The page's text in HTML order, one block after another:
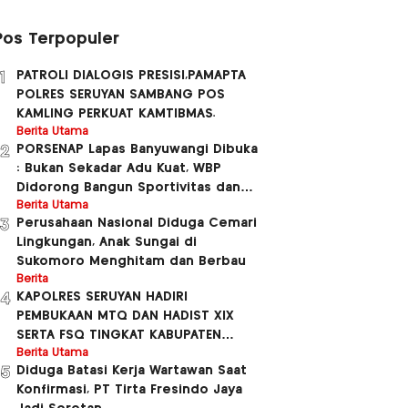
Terpopuler
PATROLI DIALOGIS PRESISI,PAMAPTA
POLRES SERUYAN SAMBANG POS
KAMLING PERKUAT KAMTIBMAS.
Berita Utama
PORSENAP Lapas Banyuwangi Dibuka
: Bukan Sekadar Adu Kuat, WBP
Didorong Bangun Sportivitas dan
Nasionalisme
Berita Utama
Perusahaan Nasional Diduga Cemari
Lingkungan, Anak Sungai di
Sukomoro Menghitam dan Berbau
Berita
KAPOLRES SERUYAN HADIRI
PEMBUKAAN MTQ DAN HADIST XlX
SERTA FSQ TINGKAT KABUPATEN
SERUYAN TAUHUN 2026
BERLANGSUNG MERIAH.
Berita Utama
Diduga Batasi Kerja Wartawan Saat
Konfirmasi, PT Tirta Fresindo Jaya